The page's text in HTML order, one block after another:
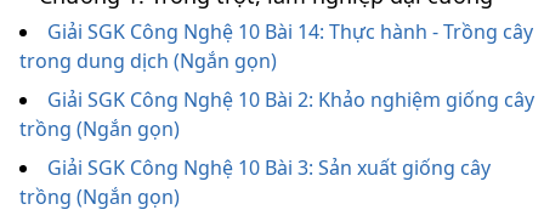
Giải SGK Công Nghệ 10 Bài 14: Thực hành - Trồng cây
trong dung dịch (Ngắn gọn)
Giải SGK Công Nghệ 10 Bài 2: Khảo nghiệm giống cây
trồng (Ngắn gọn)
Giải SGK Công Nghệ 10 Bài 3: Sản xuất giống cây
trồng (Ngắn gọn)